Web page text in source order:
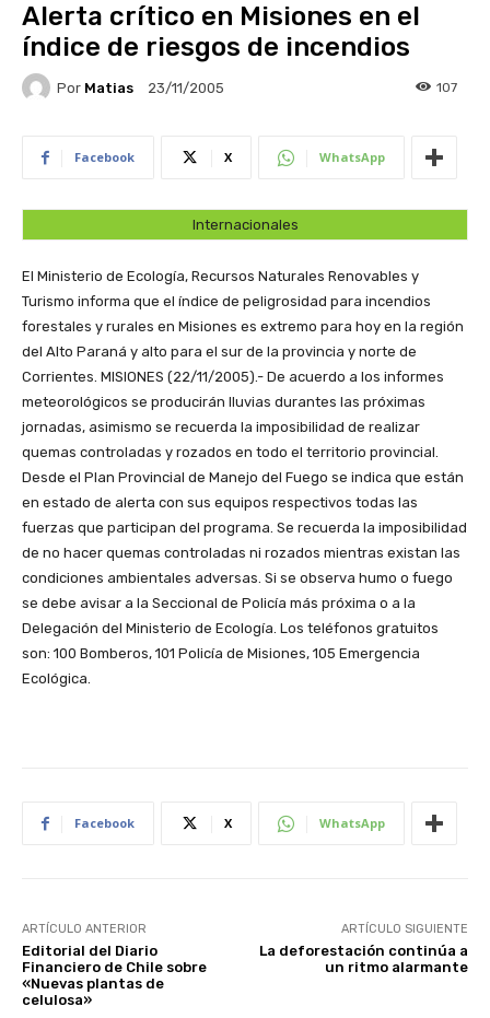
Alerta crítico en Misiones en el
índice de riesgos de incendios
Por Matias 23/11/2005 107
Facebook X WhatsApp
Internacionales
El Ministerio de Ecología, Recursos Naturales Renovables y
Turismo informa que el índice de peligrosidad para incendios
forestales y rurales en Misiones es extremo para hoy en la región
del Alto Paraná y alto para el sur de la provincia y norte de
Corrientes. MISIONES (22/11/2005).- De acuerdo a los informes
meteorológicos se producirán lluvias durantes las próximas
jornadas, asimismo se recuerda la imposibilidad de realizar
quemas controladas y rozados en todo el territorio provincial.
Desde el Plan Provincial de Manejo del Fuego se indica que están
en estado de alerta con sus equipos respectivos todas las
fuerzas que participan del programa. Se recuerda la imposibilidad
de no hacer quemas controladas ni rozados mientras existan las
condiciones ambientales adversas. Si se observa humo o fuego
se debe avisar a la Seccional de Policía más próxima o a la
Delegación del Ministerio de Ecología. Los teléfonos gratuitos
son: 100 Bomberos, 101 Policía de Misiones, 105 Emergencia
Ecológica.
Facebook X WhatsApp
ARTÍCULO ANTERIOR
Editorial del Diario
Financiero de Chile sobre
«Nuevas plantas de
celulosa»
ARTÍCULO SIGUIENTE
La deforestación continúa a
un ritmo alarmante